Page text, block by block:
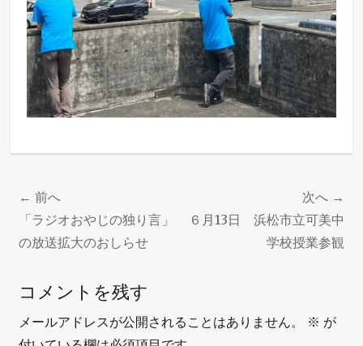
投
稿
ナ
ゲ
ー
← 前へ
前
の
稿:
「ラジオおやじの独り言」
の放送拡大のおしらせ
次へ →
次６月13日 浜松市立可美中
学校授業参観
コメントを残す
メールアドレスが公開されることはありません。 ※ が